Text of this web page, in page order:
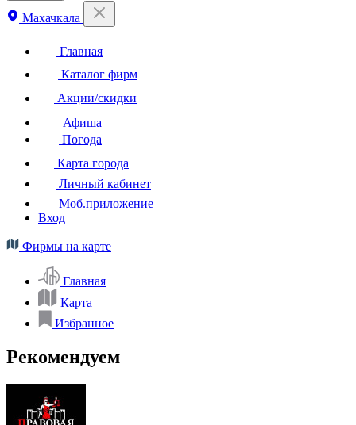
Махачкала
Главная
Каталог фирм
Акции/скидки
Афиша
Погода
Карта города
Личный кабинет
Моб.приложение
Вход
Фирмы на карте
Главная
Карта
Избранное
Рекомендуем